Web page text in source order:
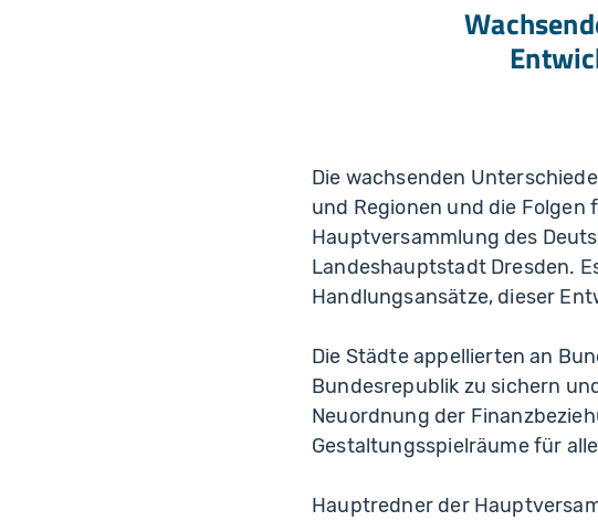
Die wachsenden
und Regionen und die
Hauptversammlung des
Landeshauptstadt Dresden.
Handlungsansätze, dieser
Die Städte appellierten an
Bundesrepublik zu sichern
Neuordnung der
Gestaltungsspielräume für
Hauptredner der